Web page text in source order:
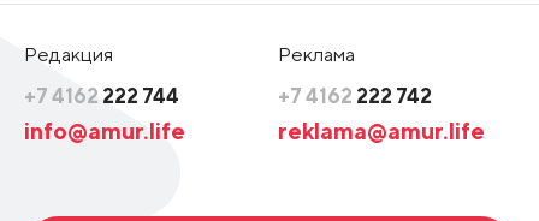
Редакция
+7 4162 222 744
info@amur.life
Реклама
+7 4162 222 742
reklama@amur.life